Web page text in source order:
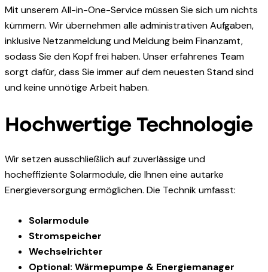
Mit unserem All-in-One-Service müssen Sie sich um nichts
kümmern. Wir übernehmen alle administrativen Aufgaben,
inklusive Netzanmeldung und Meldung beim Finanzamt,
sodass Sie den Kopf frei haben. Unser erfahrenes Team
sorgt dafür, dass Sie immer auf dem neuesten Stand sind
und keine unnötige Arbeit haben.
Hochwertige Technologie
Wir setzen ausschließlich auf zuverlässige und
hocheffiziente Solarmodule, die Ihnen eine autarke
Energieversorgung ermöglichen. Die Technik umfasst:
Solarmodule
Stromspeicher
Wechselrichter
Optional: Wärmepumpe & Energiemanager